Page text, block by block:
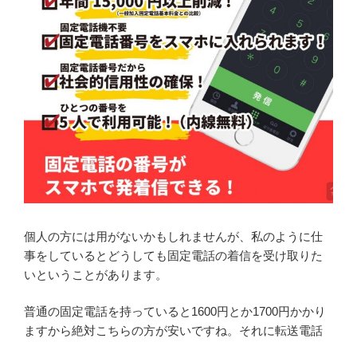
個人の方には用がないかもしれませんが、私のように仕
事をしているとどうしても固定電話の着信を受け取りた
いということがあります。
普通の固定電話を持っていると1600円とか1700円かかり
ますから絶対こちらの方が安いですね。それに転送電話